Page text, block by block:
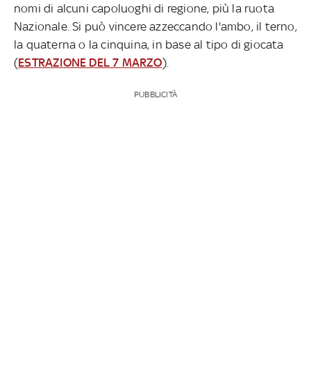
nomi di alcuni capoluoghi di regione, più la ruota
Nazionale. Si può vincere azzeccando l'ambo, il terno,
la quaterna o la cinquina, in base al tipo di giocata
(ESTRAZIONE DEL 7 MARZO).
PUBBLICITÀ